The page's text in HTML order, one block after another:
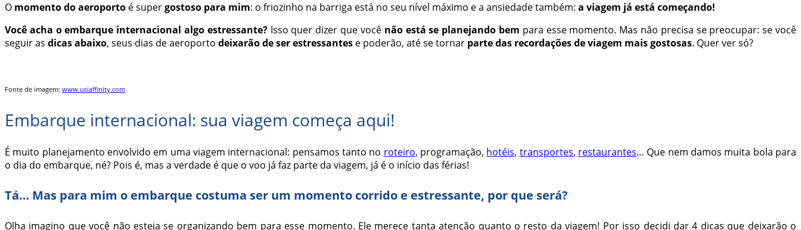
O momento do aeroporto é supergostoso para mim: o friozinho na barriga está no seu nível máximo e a ansiedade também: a viagem já está começando!
Você acha o embarque internacional algo estressante?Isso quer dizer que você não está se planejando bem para esse momento. Mas não precisa se preocupar: se você
seguir as dicas abaixo, seus dias de aeroporto deixarão de ser estressantes e poderão, até se tornar parte das recordações de viagem mais gostosas. Quer ver só?
Fonte de imagem: www.usiaffinity.com
Embarque internacional: sua viagem começa aqui!
É muito planejamento envolvido em uma viagem internacional: pensamos tanto no roteiro, programação, hotéis, transportes, restaurantes… Que nem damos muita bola para
o dia do embarque, né? Pois é, mas a verdade é que o voo já faz parte da viagem, já é o início das férias!
Tá… Mas para mim o embarque costuma ser um momento corrido e estressante, por que será?
Olha imagino que você não esteja se organizando bem para esse momento. Ele merece tanta atenção quanto o resto da viagem! Por isso decidi dar 4 dicas que deixarão o